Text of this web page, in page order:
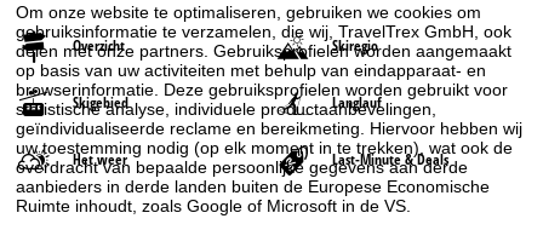
Om onze website te optimaliseren, gebruiken we cookies om
gebruiksinformatie te verzamelen, die wij, TravelTrex GmbH, ook
delen met onze partners. Gebruiksprofielen worden aangemaakt
op basis van uw activiteiten met behulp van eindapparaat- en
browserinformatie. Deze gebruiksprofielen worden gebruikt voor
statistische analyse, individuele productaanbevelingen,
geïndividualiseerde reclame en bereikmeting. Hiervoor hebben wij
uw toestemming nodig (op elk moment in te trekken), wat ook de
overdracht van bepaalde persoonlijke gegevens aan derde
aanbieders in derde landen buiten de Europese Economische
Ruimte inhoudt, zoals Google of Microsoft in de VS.
Overzicht Skiregio
Skigebied Langlauf
Het weer Last-Minute & Deals